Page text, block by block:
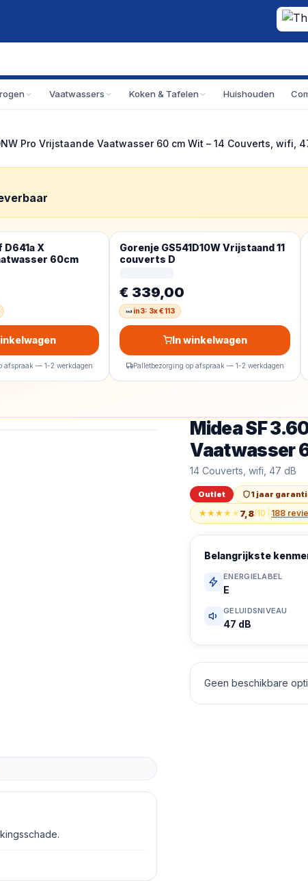
Vaatwassers Koken & Tafelen Huishouden
Pro Vrijstaande Vaatwasser 60 cm Wit – 14 Couverts, wifi,
X
60cm
afspraak — 1-2 werkdagen
Gorenje GS541D10W Vrijstaand 11
couverts D
€ 339,00
in3: 3x € 113
In winkelwagen
Palletbezorging op afspraak — 1-2 werkdagen
Outlet
Midea SF 3.60NW
Midea SF
Vaatwasser
14 Couverts, wifi, 47 dB
Outlet 1 jaar
★★★★★7,8/10 188
Belangrijkste
ENERGIELABEL
E
GELUIDSNIVEAU
47 dB
Geen beschikbare